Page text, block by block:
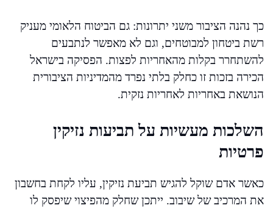
כך נהנה הציבור משני יתרונות: גם הביטוח הלאומי מעניק
רשת ביטחון למבוטחים, וגם לא מאפשר לנתבעים
להשתחרר בקלות מהאחריות לפצות. הפסיקה בישראל
הכירה בזכות זו כחלק בלתי נפרד מהמדיניות הציבורית
הנושאת באחריות לאחריות נזקית.
השלכות מעשיות על תביעות נזיקין
פרטיות
כאשר אדם שוקל להגיש תביעת נזיקין, עליו לקחת בחשבון
את המרכיב של שיבוב. ייתכן שחלק מהפיצוי שיפסק לו